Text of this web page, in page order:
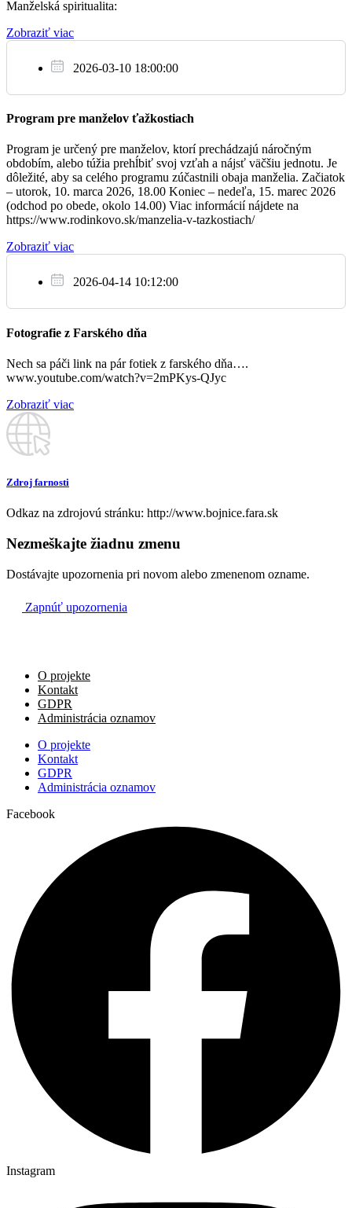
Dubnica
za zdravie a Božiu pomoc pre deti a rodičov z rodín
25.3.
17:30
+ Gabriela Dodoková (1. výr.) + Jozef a Emília
Grolmusová, ich rodičia, dcéra, vnuk a vnučka
Bojnice
26.3.
+ Gabriela (5. výr.) a Viliam Letavay, rodičia z
oboch strán, brat Kazimír a teta Júlia
08:30
+ Štefánia Šemrincová (1. výr.)
Šútovce
08:30
Dubnica
10:00
za farnosť
Bojnice
+ Dimitrij, Helena, Ladislav, Mária a rodičia z
Bojnice
Slovenská katolícka charita prichádza s prosbou o podporu
zdravotne postihnuté deti v Rwande a centrum pre siroty na severe
stolíku v obálke, kde sa dozviete všetky potrebné informácie o
kresťanom a utečencom.
Anton Eliaš, farár
Tel.: 046/543 96 41, e-mail: bojnice@fara.sk, i-net:
http://www.fara.sk/bojnice
Manželská spiritualita:
Zobraziť viac
2026-03-10 18:00:00
Program pre manželov ťažkostiach
Program je určený pre manželov, ktorí prechádzajú náročným
obdobím, alebo túžia prehĺbiť svoj vzťah a nájsť väčšiu jednotu. Je
dôležité, aby sa celého programu zúčastnili obaja manželia. Začiatok
– utorok, 10. marca 2026, 18.00 Koniec – nedeľa, 15. marec 2026
(odchod po obede, okolo 14.00) Viac informácií nájdete na
https://www.rodinkovo.sk/manzelia-v-tazkostiach/
Zobraziť viac
2026-04-14 10:12:00
Fotografie z Farského dňa
Nech sa páči link na pár fotiek z farského dňa….
www.youtube.com/watch?v=2mPKys-QJyc
Zobraziť viac
Zdroj farnosti
Odkaz na zdrojovú stránku: http://www.bojnice.fara.sk
Nezmeškajte žiadnu zmenu
Dostávajte upozornenia pri novom alebo zmenenom ozname.
Zapnúť upozornenia
O projekte
Kontakt
GDPR
Administrácia oznamov
O projekte
Kontakt
GDPR
Administrácia oznamov
Facebook
Instagram